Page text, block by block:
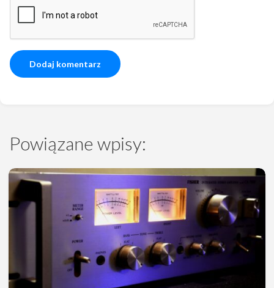
Powiązane wpisy: